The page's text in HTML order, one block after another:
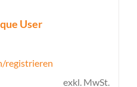
User
registrieren
exkl. MwSt.